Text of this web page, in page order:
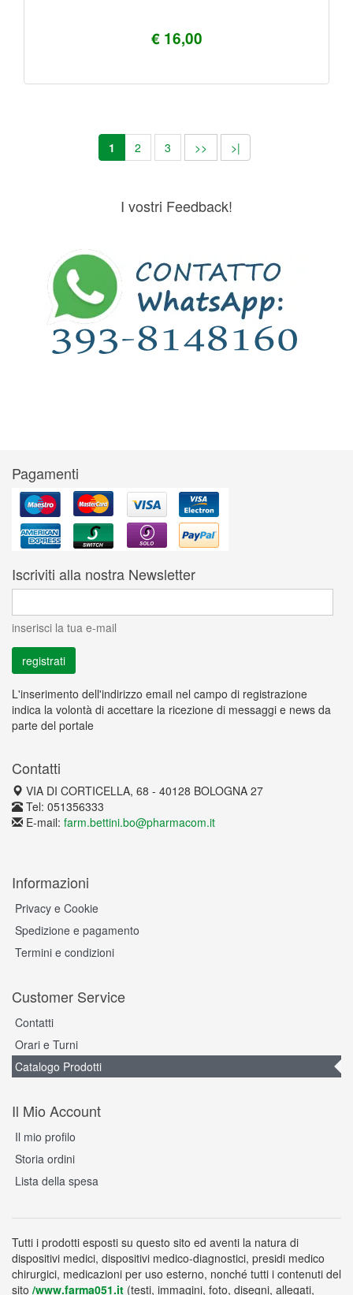
€ 16,00
1 2 3 >> >|
I vostri Feedback!
Pagamenti
Iscriviti alla nostra Newsletter
inserisci la tua e-mail
L'inserimento dell'indirizzo email nel campo di registrazione
indica la volontà di accettare la ricezione di messaggi e news da
parte del portale
Contatti
VIA DI CORTICELLA, 68 - 40128 BOLOGNA 27
Tel: 051356333
E-mail: farm.bettini.bo@pharmacom.it
Informazioni
Privacy e Cookie
Spedizione e pagamento
Termini e condizioni
Customer Service
Contatti
Orari e Turni
Catalogo Prodotti
Il Mio Account
Il mio profilo
Storia ordini
Lista della spesa
Tutti i prodotti esposti su questo sito ed aventi la natura di
dispositivi medici, dispositivi medico-diagnostici, presidi medico
chirurgici, medicazioni per uso esterno, nonché tutti i contenuti del
sito /www.farma051.it (testi, immagini, foto, disegni, allegati,